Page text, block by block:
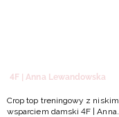
4F | Anna Lewandowska
Crop top treningowy z niskim
wsparciem damski 4F | Anna